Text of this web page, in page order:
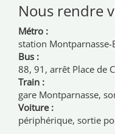
Nous rendre
Métro :
station
Bus :
88, 91, arrêt Place de
Train :
gare Montparnasse,
Voiture :
périphérique, sortie